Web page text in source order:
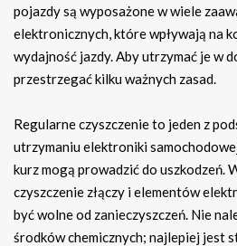
pojazdy są wyposażone w wiele
elektronicznych, które wpływają na
wydajność jazdy. Aby utrzymać je w
przestrzegać kilku ważnych zasad.
Regularne czyszczenie to jeden z
utrzymaniu elektroniki
kurz mogą prowadzić do uszkodzeń.
czyszczenie złączy i elementów
być wolne od zanieczyszczeń. Nie
środków chemicznych; najlepiej jest